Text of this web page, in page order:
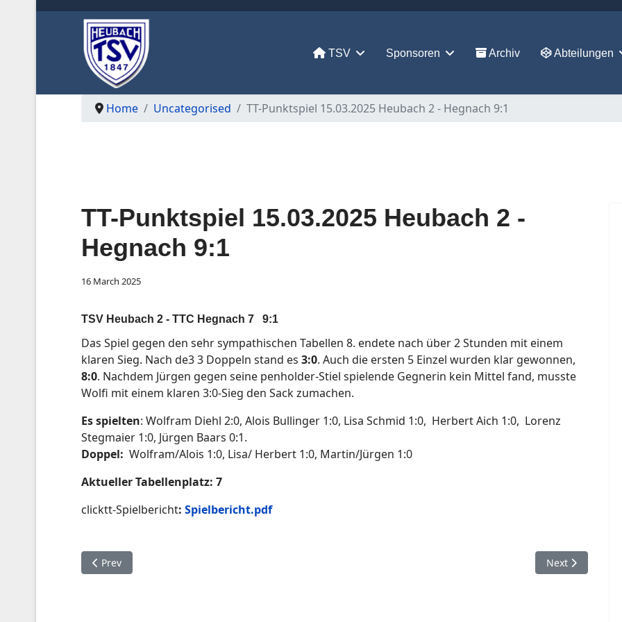
TSV Sponsoren Archiv Abteilungen
Home Uncategorised TT-Punktspiel 15.03.2025 Heubach 2 - Hegnach 9:1
TT-Punktspiel 15.03.2025 Heubach 2 -
Hegnach 9:1
16 March 2025
TSV Heubach 2 - TTC Hegnach 7 9:1
Das Spiel gegen den sehr sympathischen Tabellen 8. endete nach über 2 Stunden mit einem
klaren Sieg. Nach de3 3 Doppeln stand es 3:0. Auch die ersten 5 Einzel wurden klar gewonnen,
8:0. Nachdem Jürgen gegen seine penholder-Stiel spielende Gegnerin kein Mittel fand, musste
Wolfi mit einem klaren 3:0-Sieg den Sack zumachen.
Es spielten: Wolfram Diehl 2:0, Alois Bullinger 1:0, Lisa Schmid 1:0, Herbert Aich 1:0, Lorenz
Stegmaier 1:0, Jürgen Baars 0:1.
Doppel: Wolfram/Alois 1:0, Lisa/ Herbert 1:0, Martin/Jürgen 1:0
Aktueller Tabellenplatz: 7
clicktt-Spielbericht: Spielbericht.pdf
Previous article: TT-Punktspiel 15.03.2025 Weissach - Heubach J1 3:5
Prev Next article:
Next